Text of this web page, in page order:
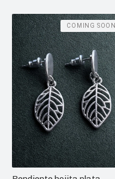
COMING SOON